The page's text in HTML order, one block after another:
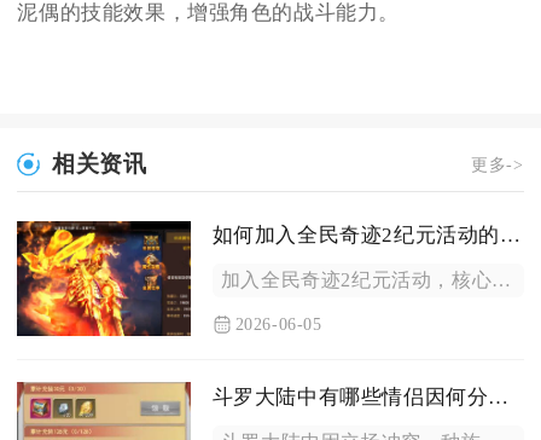
泥偶的技能效果，增强角色的战斗能力。
相关资讯 更多->
如何加入全民奇迹2纪元活动的行列
加入全民奇迹2纪元活动，核心是先满足等级与服务器解锁条件、完...
2026-06-05
斗罗大陆中有哪些情侣因何分居两地